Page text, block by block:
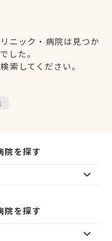
ニック・病院は見つか
した。
索してください。
院を探す
院を探す